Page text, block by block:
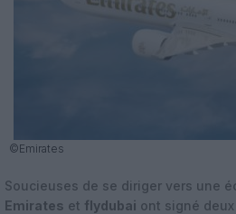
©Emirates
Soucieuses de se diriger vers une
Emirates et flydubai ont signé